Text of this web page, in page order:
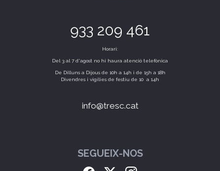
933 209 461
Horari:
Del 3 al 7 d'agost no hi haura atenció telefònica
De Dilluns a Dijous de 10h a 14h i de 15h a 18h
Divendres i vigílies de festiu de 10 a 14h
info@tresc.cat
SEGUEIX-NOS